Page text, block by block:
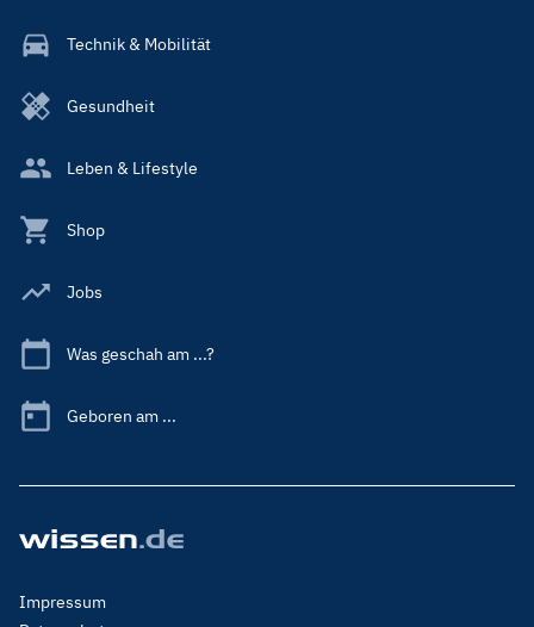
Technik & Mobilität
Gesundheit
Leben & Lifestyle
Shop
Jobs
Was geschah am ...?
Geboren am ...
Footer
Impressum